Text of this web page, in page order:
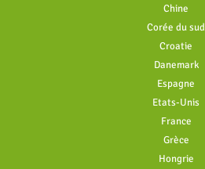
Chine
Corée du sud
Croatie
Danemark
Espagne
Etats-Unis
France
Grèce
Hongrie